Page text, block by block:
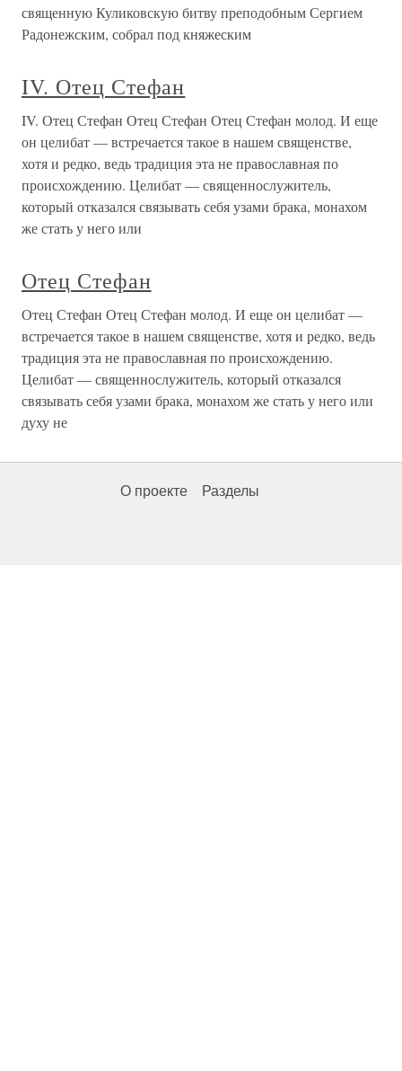
священную Куликовскую битву преподобным Сергием
Радонежским, собрал под княжеским
IV. Отец Стефан
IV. Отец Стефан Отец Стефан Отец Стефан молод. И еще
он целибат — встречается такое в нашем священстве,
хотя и редко, ведь традиция эта не православная по
происхождению. Целибат — священнослужитель,
который отказался связывать себя узами брака, монахом
же стать у него или
Отец Стефан
Отец Стефан Отец Стефан молод. И еще он целибат —
встречается такое в нашем священстве, хотя и редко, ведь
традиция эта не православная по происхождению.
Целибат — священнослужитель, который отказался
связывать себя узами брака, монахом же стать у него или
духу не
О проекте Разделы